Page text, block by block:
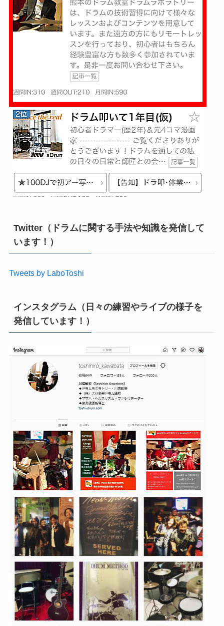
Twitter（ドラムに関する手法や知識を発信して
います！）
Tweets by LaboToshi
インスタグラム（日々の練習やライブの様子を
発信しています！）